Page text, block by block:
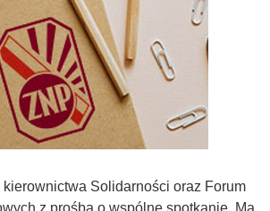
Solidarności oraz Forum
z prośbą o wspólne spotkanie. Ma